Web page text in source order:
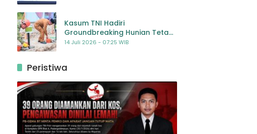
Kasum TNI Hadiri
Groundbreaking Hunian Tetap
Pascabencana di
14 Juli 2026 - 07:25 WIB
Peristiwa